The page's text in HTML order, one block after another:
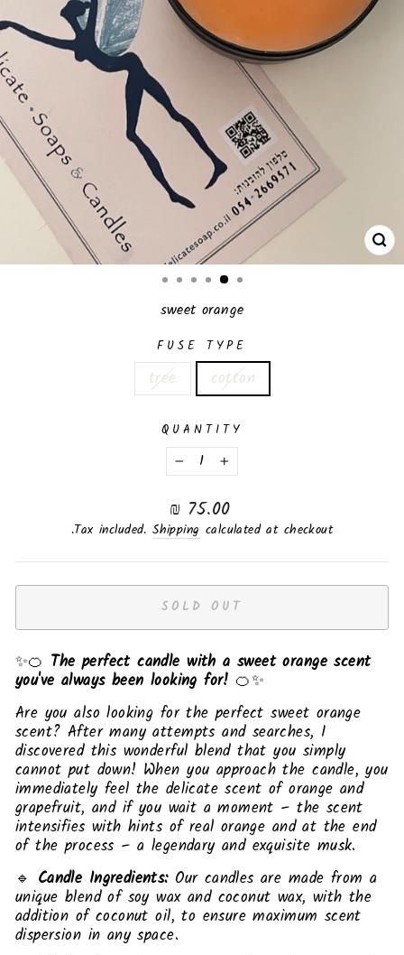
sweet orange
FUSE TYPE
cotton
tree
QUANTITY
−
+
Regular
price
75.00 ₪
Tax included.Shipping calculated at checkout.
SOLD OUT
✨🍊 The perfect candle with a sweet orange scent
you've always been looking for! 🍊✨
Are you also looking for the perfect sweet orange
scent? After many attempts and searches, I
discovered this wonderful blend that you simply
cannot put down! When you approach the candle, you
immediately feel the delicate scent of orange and
grapefruit, and if you wait a moment – the scent
intensifies with hints of real orange and at the end
of the process – a legendary and exquisite musk.
🔹 Candle Ingredients:Our candles are made from a
unique blend of soy wax and coconut wax, with the
addition of coconut oil, to ensure maximum scent
dispersion in any space.